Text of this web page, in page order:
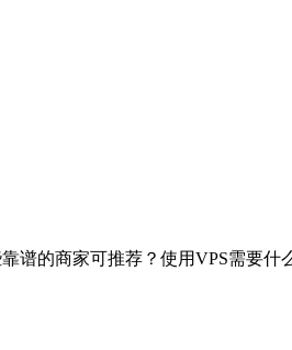
的商家可推荐？使用VPS需要